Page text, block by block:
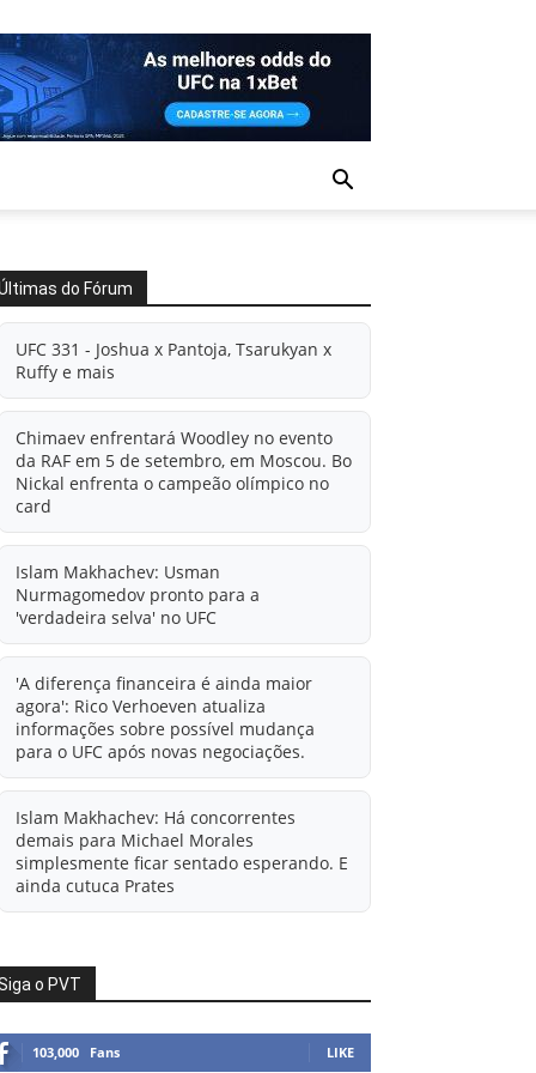
do Fórum
UFC 331 - Joshua x Pantoja, Tsarukyan x
Ruffy e mais
Chimaev enfrentará Woodley no evento
da RAF em 5 de setembro, em Moscou. Bo
Nickal enfrenta o campeão olímpico no
card
Islam Makhachev: Usman
Nurmagomedov pronto para a
'verdadeira selva' no UFC
'A diferença financeira é ainda maior
agora': Rico Verhoeven atualiza
informações sobre possível mudança
para o UFC após novas negociações.
Islam Makhachev: Há concorrentes
demais para Michael Morales
simplesmente ficar sentado esperando. E
ainda cutuca Prates
condição de agente livre de Usman
Nurmagomedov.
Alistair Overeem x Rico Verhoeven em
o PVT
103,000 Fans LIKE